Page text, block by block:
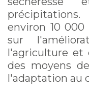
environ 10
sur
l'agriculture et
des moyens
l'adaptation au